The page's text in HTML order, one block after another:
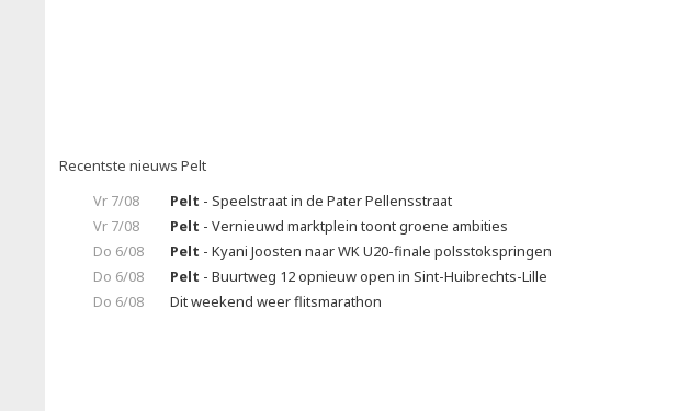
Recentste nieuws Pelt
Vr 7/08
Pelt - Speelstraat in de Pater Pellensstraat
Vr 7/08
Pelt - Vernieuwd marktplein toont groene ambities
Do 6/08
Pelt - Kyani Joosten naar WK U20-finale polsstokspringen
Do 6/08
Pelt - Buurtweg 12 opnieuw open in Sint-Huibrechts-Lille
Do 6/08
Dit weekend weer flitsmarathon